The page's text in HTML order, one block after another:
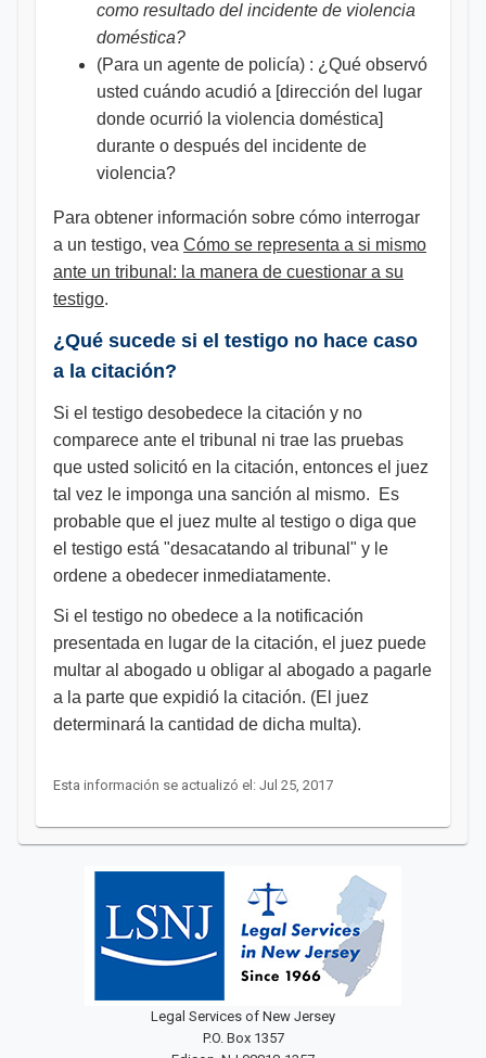
como resultado del incidente de violencia
doméstica?
(Para un agente de policía) : ¿Qué observó
usted cuándo acudió a [dirección del lugar
donde ocurrió la violencia doméstica]
durante o después del incidente de
violencia?
Para obtener información sobre cómo interrogar
a un testigo, vea Cómo se representa a si mismo
ante un tribunal: la manera de cuestionar a su
testigo​.
¿Qué sucede si el testigo no hace caso
a la citación?
Si el testigo desobedece la citación y no
comparece ante el tribunal ni trae las pruebas
que usted solicitó en la citación, entonces el juez
tal vez le imponga una sanción al mismo. Es
probable que el juez multe al testigo o diga que
el testigo está "desacatando al tribunal" y le
ordene a obedecer inmediatamente.
Si el testigo no obedece a la notificación
presentada en lugar de la citación, el juez puede
multar al abogado u obligar al abogado a pagarle
a la parte que expidió la citación. (El juez
determinará la cantidad de dicha multa).
Esta información se actualizó el: Jul 25, 2017
Legal Services of New Jersey
P.O. Box 1357